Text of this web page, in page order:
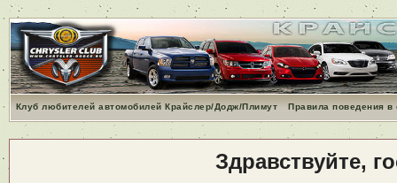
Клуб любителей автомобилей Крайслер/Додж/Плимут Правила поведения
Здравствуйте,